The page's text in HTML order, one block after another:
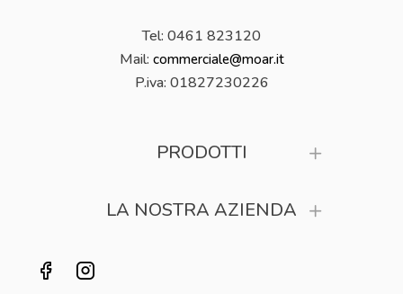
Tel: 0461 823120
Mail: commerciale@moar.it
P.iva: 01827230226
PRODOTTI
LA NOSTRA AZIENDA